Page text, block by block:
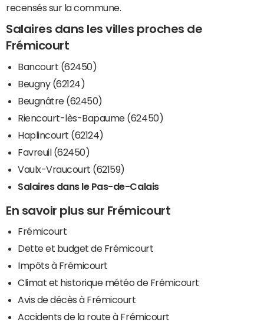
recensés sur la commune.
Salaires dans les villes proches de
Frémicourt
Bancourt (62450)
Beugny (62124)
Beugnâtre (62450)
Riencourt-lès-Bapaume (62450)
Haplincourt (62124)
Favreuil (62450)
Vaulx-Vraucourt (62159)
Salaires dans le Pas-de-Calais
En savoir plus sur Frémicourt
Frémicourt
Dette et budget de Frémicourt
Impôts à Frémicourt
Climat et historique météo de Frémicourt
Avis de décès à Frémicourt
Accidents de la route à Frémicourt